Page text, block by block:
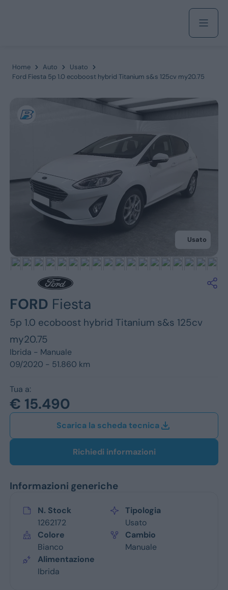
Azienda
Servizi
Marchi
Fiat
Jeep
Ford
Home Auto
Usato
Ford Fiesta 5p 1.0 ecoboost hybrid Titanium s&s 125cv my20.75
Usato
FORD Fiesta
5p 1.0 ecoboost hybrid Titanium s&s 125cv
my20.75
Ibrida - Manuale
09/2020 - 51.860 km
Tua a:
€ 15.490
Scarica la scheda tecnica
Richiedi informazioni
Informazioni generiche
N. Stock
1262172
Tipologia
Usato
Colore
Bianco
Cambio
Manuale
Alimentazione
Ibrida